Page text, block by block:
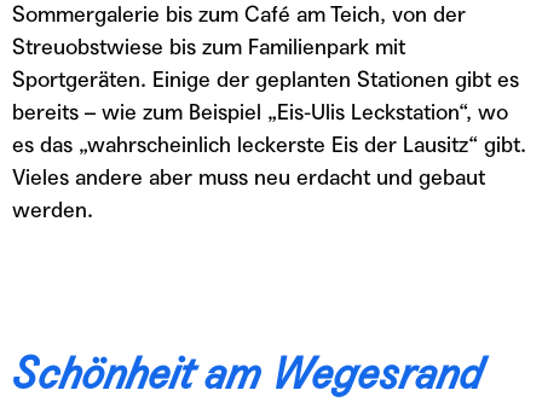
Sommergalerie bis zum Café am Teich, von der
Streuobstwiese bis zum Familienpark mit
Sportgeräten. Einige der geplanten Stationen gibt es
bereits – wie zum Beispiel „Eis-Ulis Leckstation“, wo
es das „wahrscheinlich leckerste Eis der Lausitz“ gibt.
Vieles andere aber muss neu erdacht und gebaut
werden.
Schönheit am Wegesrand